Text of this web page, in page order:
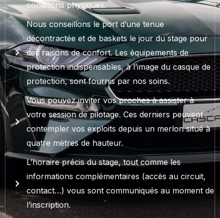
conditions physiques.
Nous conseillons le port d’une tenue
décontractée et de baskets le jour du stage pour
des raisons de confort. Les équipements de
protection indispensables, à l’image du casque de
protection, sont fournis par nos soins.
Vous pouvez inviter vos proches à assister à
votre session de pilotage. Ces derniers peuvent
contempler vos exploits depuis un merlon situé à
quatre mètres de hauteur.
L’horaire précis du stage, tout comme les
informations complémentaires (accès au circuit,
contact…) vous sont communiqués au moment de
l’inscription.